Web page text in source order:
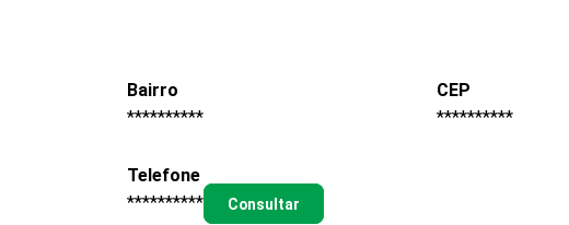
Bairro
**********
CEP
**********
Telefone
**********
Consultar